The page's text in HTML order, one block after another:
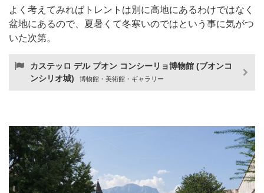
よく考えてみればトレントは別に高地にあるわけではなく
盆地にあるので、夏暑くて冬寒いのではという事に気がつ
いた次第。
カステッロ デル プオン コンシーリョ博物館 (ブオンコ
ンシリオ城)
博物館・美術館・ギャラリー